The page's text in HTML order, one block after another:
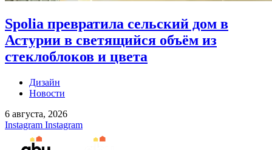
Spolia превратила сельский дом в
Астурии в светящийся объём из
стеклоблоков и цвета
Дизайн
Новости
6 августа, 2026
Instagram Instagram